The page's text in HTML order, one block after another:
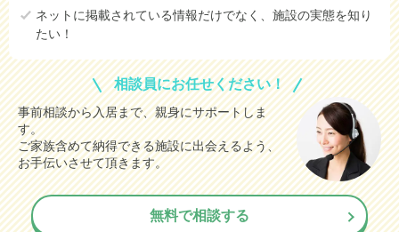
ネットに掲載されている情報だけでなく、施設の実態を知り
たい！
相談員にお任せください！
事前相談から入居まで、親身にサポートしま
す。
ご家族含めて納得できる施設に出会えるよう、
お手伝いさせて頂きます。
無料で相談する